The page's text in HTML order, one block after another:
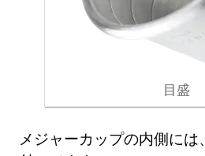
目盛
メジャーカップの内側に